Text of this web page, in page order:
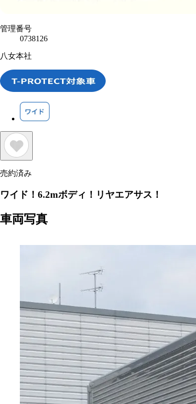
管理番号
0738126
八女本社
売約済み
ワイド！6.2mボディ！リヤエアサス！
車両写真